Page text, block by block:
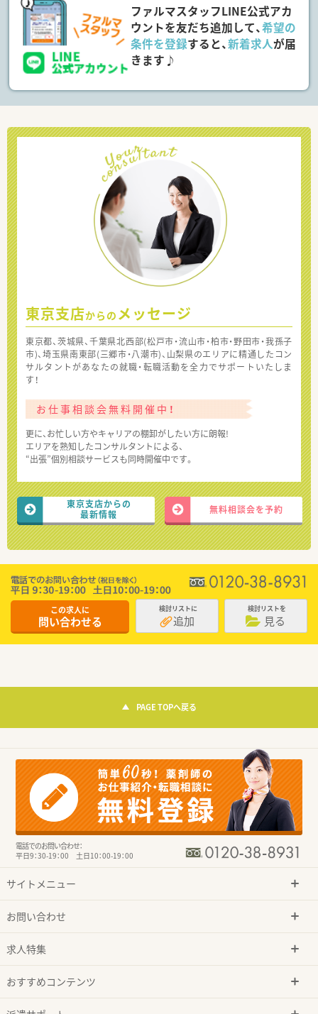
ファルマスタッフLINE公式アカ
ウントを友だち追加して、希望の
条件を登録すると、新着求人が届
きます♪
東京支店からの メッセージ
東京都、茨城県、千葉県北西部(松戸市・流山市・柏市・野田市・我孫子
市)、埼玉県南東部(三郷市・八潮市)、山梨県のエリアに精通したコン
サルタントがあなたの就職・転職活動を全力でサポートいたしま
す！
お仕事相談会無料開催中！
更に、お忙しい方やキャリアの棚卸がしたい方に朗報!
エリアを熟知したコンサルタントによる、
“出張”個別相談サービスも同時開催中です。
東京支店からの
最新情報
無料相談会を予約
この求人に
問い合わせる
検討リストに
追加
検討リストを
見る
PAGE TOPへ戻る
電話でのお問い合わせ：
平日9：30-19：00 土日10：00-19：00
サイトメニュー
お問い合わせ
求人特集
おすすめコンテンツ